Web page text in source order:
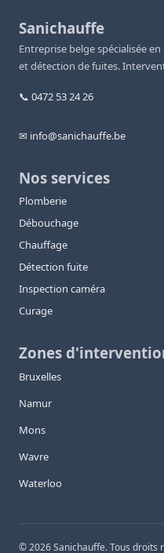
Sanichauffe
Entreprise belge spécialisée
et détection de fuites.
📞 0472 53 24 26
✉ info@sanichauffe.be
Nos services
Plomberie
Débouchage
Chauffage
Détection fuite
Inspection caméra
Curage
Zones
Bruxelles
Namur
Mons
Wavre
Waterloo
©2026Sanichauffe. Tous droits